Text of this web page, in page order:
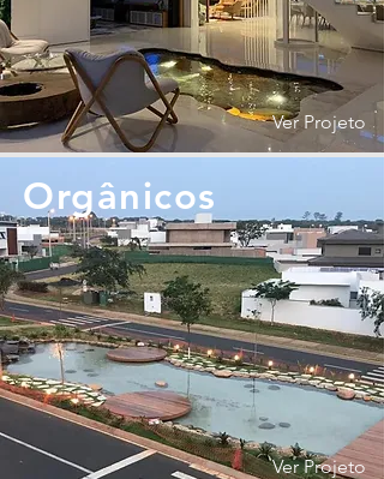
Ver Projeto
Orgânicos
Ver Projeto